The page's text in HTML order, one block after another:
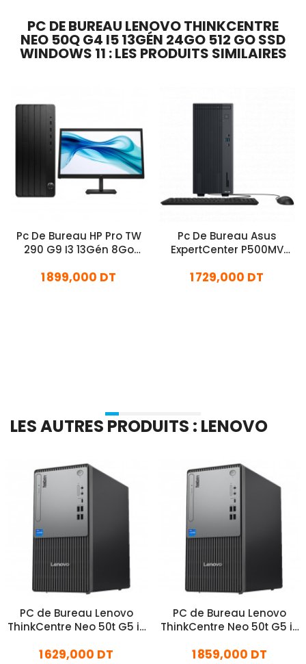
PC DE BUREAU LENOVO THINKCENTRE
NEO 50Q G4 I5 13GÉN 24GO 512 GO SSD
WINDOWS 11 : LES PRODUITS SIMILAIRES
Pc De Bureau HP Pro TW
290 G9 I3 13Gén 8Go
1 899,000 DT
Pc De Bureau Asus
ExpertCenter P500MV
512Go SSD
1 729,000 DT
LES AUTRES PRODUITS : LENOVO
PC de Bureau Lenovo
ThinkCentre Neo 50t G5 i3
Windows 11 Pro
1 629,000 DT
PC de Bureau Lenovo
ThinkCentre Neo 50t G5 i3
1 859,000 DT